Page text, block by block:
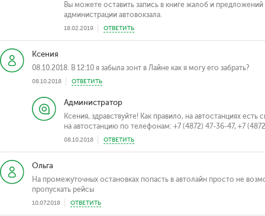
Вы можете оставить запись в книге жалоб и
администрации автовокзала.
18.02.2019 ОТВЕТИТЬ
Ксения
08.10.2018. В 12:10 я забыла зонт в Лайне как я могу его забрать?
08.10.2018 ОТВЕТИТЬ
Администратор
Ксения, здравствуйте! Как правило, на автостанциях
на автостанцию по телефонам: +7 (4872) 47-36-47, +7
08.10.2018 ОТВЕТИТЬ
Ольга
На промежуточных остановках попасть в автолайн просто не
пропускать рейсы
10.07.2018 ОТВЕТИТЬ